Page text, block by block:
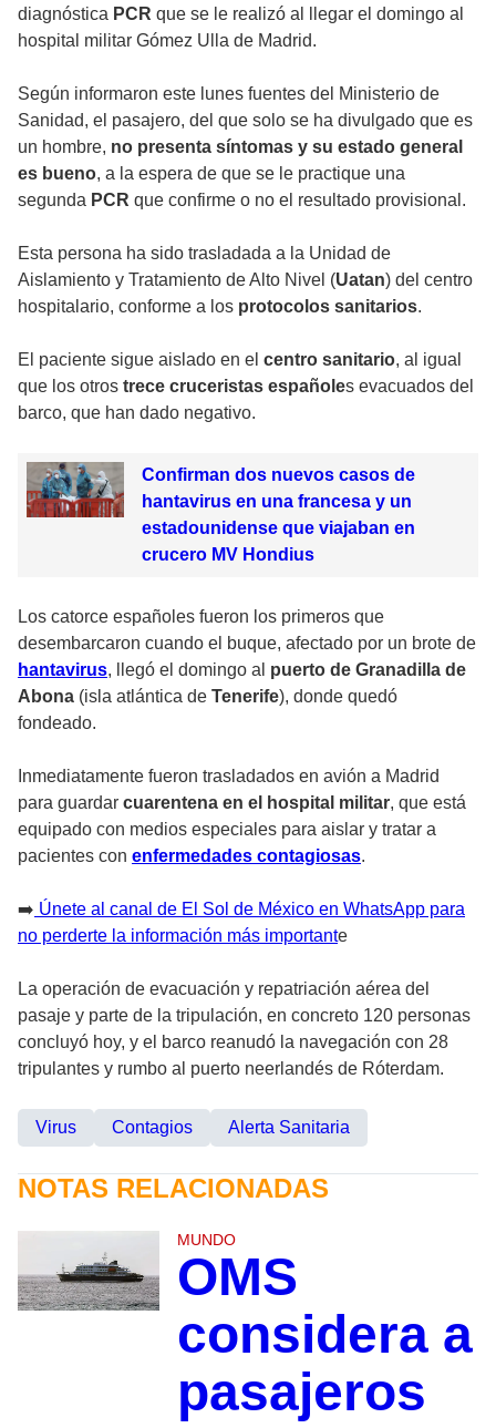
diagnóstica PCR que se le realizó al llegar el domingo al
hospital militar Gómez Ulla de Madrid.
Según informaron este lunes fuentes del Ministerio de
Sanidad, el pasajero, del que solo se ha divulgado que es
un hombre, no presenta síntomas y su estado general
es bueno, a la espera de que se le practique una
segunda PCR que confirme o no el resultado provisional.
Esta persona ha sido trasladada a la Unidad de
Aislamiento y Tratamiento de Alto Nivel (Uatan) del centro
hospitalario, conforme a los protocolos sanitarios.
El paciente sigue aislado en el centro sanitario, al igual
que los otros trece cruceristas españoles evacuados del
barco, que han dado negativo.
Confirman dos nuevos casos de
hantavirus en una francesa y un
estadounidense que viajaban en
crucero MV Hondius
Los catorce españoles fueron los primeros que
desembarcaron cuando el buque, afectado por un brote de
hantavirus, llegó el domingo al puerto de Granadilla de
Abona (isla atlántica de Tenerife), donde quedó
fondeado.
Inmediatamente fueron trasladados en avión a Madrid
para guardar cuarentena en el hospital militar, que está
equipado con medios especiales para aislar y tratar a
pacientes con enfermedades contagiosas.
➡️ Únete al canal de El Sol de México en WhatsApp para
no perderte la información más importante
La operación de evacuación y repatriación aérea del
pasaje y parte de la tripulación, en concreto 120 personas
concluyó hoy, y el barco reanudó la navegación con 28
tripulantes y rumbo al puerto neerlandés de Róterdam.
Virus Contagios Alerta Sanitaria
NOTAS RELACIONADAS
MUNDO
OMS
considera a
pasajeros